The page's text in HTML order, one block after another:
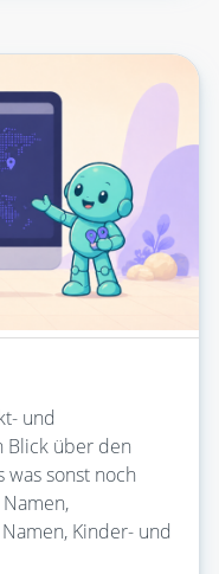
und
Blick über den
sonst noch
Kinder- und